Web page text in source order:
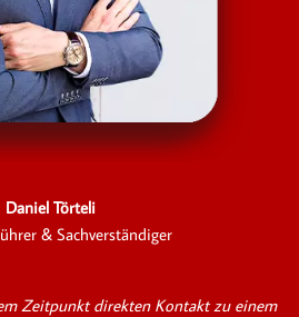
Daniel Törteli
& Sachverständiger
Zeitpunkt direkten Kontakt zu einem